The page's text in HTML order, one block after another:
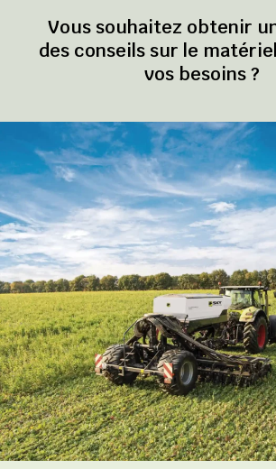
Vous souhaitez obtenir
des conseils sur le
vos besoins ?